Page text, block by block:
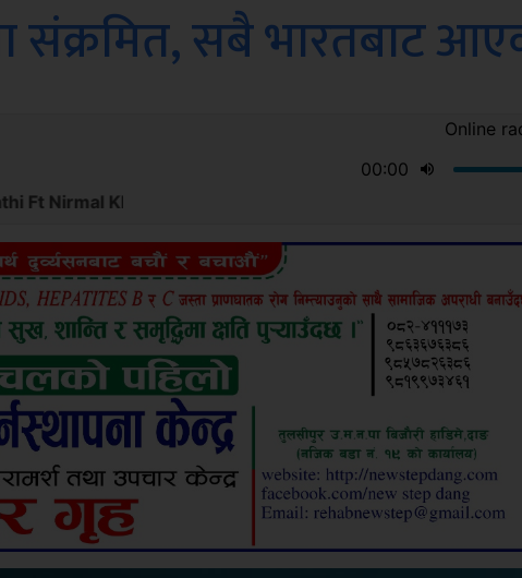
संक्रमित, सबै भारतबाट